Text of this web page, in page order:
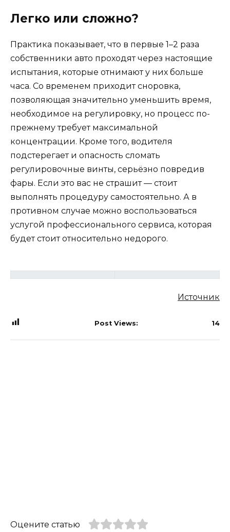
Легко или сложно?
Практика показывает, что в первые 1–2 раза
собственники авто проходят через настоящие
испытания, которые отнимают у них больше
часа. Со временем приходит сноровка,
позволяющая значительно уменьшить время,
необходимое на регулировку, но процесс по-
прежнему требует максимальной
концентрации. Кроме того, водителя
подстерегает и опасность сломать
регулировочные винты, серьёзно повредив
фары. Если это вас не страшит — стоит
выполнять процедуру самостоятельно. А в
противном случае можно воспользоваться
услугой профессионального сервиса, которая
будет стоит относительно недорого.
Источник
Post Views: 14
Оцените статью